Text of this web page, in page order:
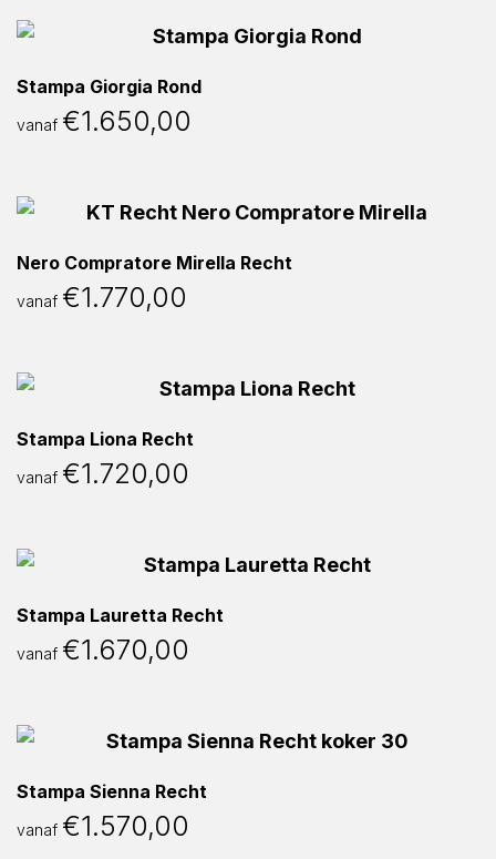
Stampa Giorgia Rond
vanaf €1.650,00
Nero Compratore Mirella Recht
vanaf €1.770,00
Stampa Liona Recht
vanaf €1.720,00
Stampa Lauretta Recht
vanaf €1.670,00
Stampa Sienna Recht
vanaf €1.570,00